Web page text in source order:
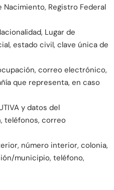
Nacimiento, Registro Federal
Lugar de
estado civil, clave única de
correo electrónico,
que representa, en caso
y datos del
teléfonos, correo
número interior, colonia,
municipio, teléfono,